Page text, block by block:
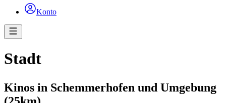
Konto
Stadt
Kinos in Schemmerhofen und Umgebung